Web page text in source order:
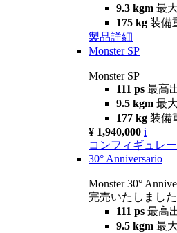
9.3 kgm 最
175 kg 装備
製品詳細
Monster SP
Monster SP
111 ps 最高
9.5 kgm 最
177 kg 装備
¥ 1,940,000 i
コンフィギュレ
30° Anniversario
Monster 30°
完売いたしました
111 ps 最高
9.5 kgm 最